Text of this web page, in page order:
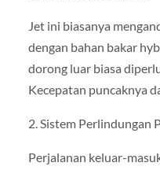
Jet ini biasanya
dengan bahan bakar
dorong luar biasa
Kecepatan puncaknya
2. Sistem Perlindungan
Perjalanan keluar-